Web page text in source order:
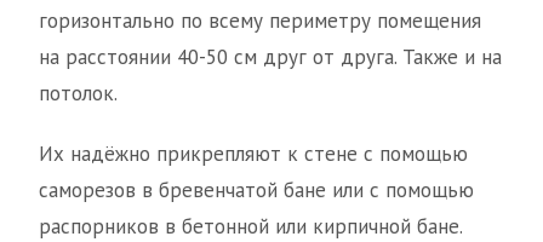
горизонтально по всему периметру помещения
на расстоянии 40-50 см друг от друга. Также и на
потолок.
Их надёжно прикрепляют к стене с помощью
саморезов в бревенчатой бане или с помощью
распорников в бетонной или кирпичной бане.